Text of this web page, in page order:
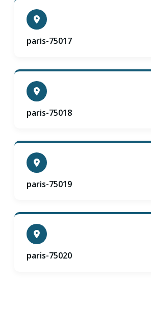
paris-75017
paris-75018
paris-75019
paris-75020